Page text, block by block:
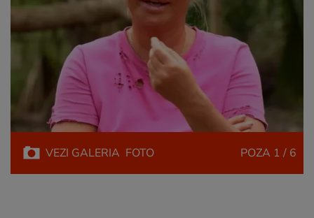
VEZI GALERIA FOTO POZA 1 / 6